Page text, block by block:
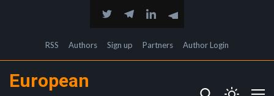
RSS Authors Sign up Partners Author Login
European